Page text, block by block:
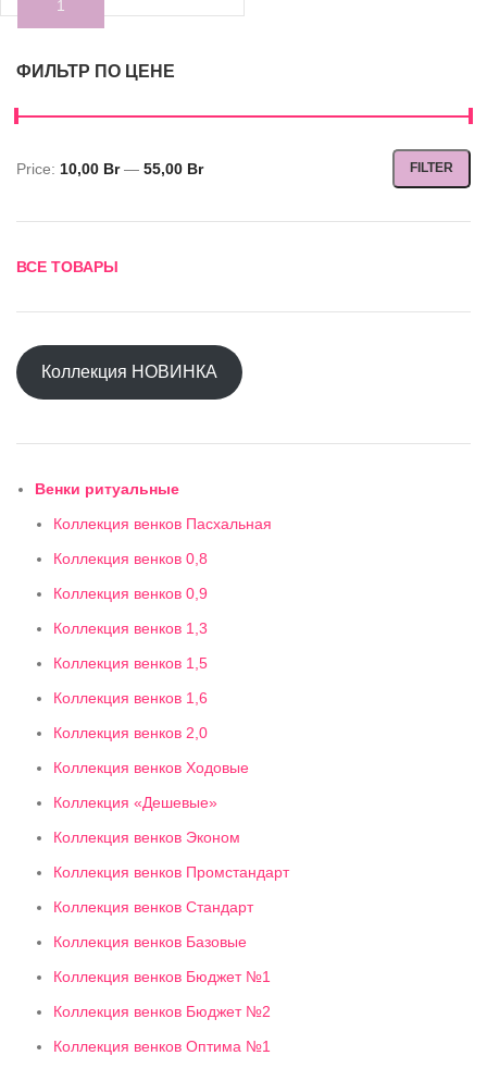
ФИЛЬТР ПО ЦЕНЕ
Min
Max
FILTER
Price: 10,00 Br— 55,00 Br
ВСЕ ТОВАРЫ
Коллекция НОВИНКА
Венки ритуальные
Коллекция венков Пасхальная
Коллекция венков 0,8
Коллекция венков 0,9
Коллекция венков 1,3
Коллекция венков 1,5
Коллекция венков 1,6
Коллекция венков 2,0
Коллекция венков Ходовые
Коллекция «Дешевые»
Коллекция венков Эконом
Коллекция венков Промстандарт
Коллекция венков Стандарт
Коллекция венков Базовые
Коллекция венков Бюджет №1
Коллекция венков Бюджет №2
Коллекция венков Оптима №1